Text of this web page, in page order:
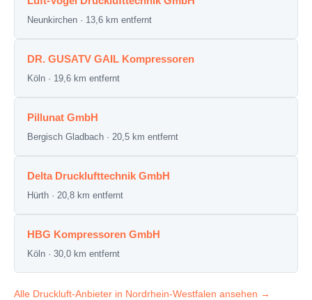
Neunkirchen · 13,6 km entfernt
DR. GUSATV GAIL Kompressoren
Köln · 19,6 km entfernt
Pillunat GmbH
Bergisch Gladbach · 20,5 km entfernt
Delta Drucklufttechnik GmbH
Hürth · 20,8 km entfernt
HBG Kompressoren GmbH
Köln · 30,0 km entfernt
Alle Druckluft-Anbieter in Nordrhein-Westfalen ansehen →